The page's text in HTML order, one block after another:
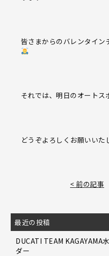
皆さまからのバレンタイン
それでは、明日のオートス
どうぞよろしくお願いいた
< 前の記事
最近の投稿
DUCATI TEAM KAGAYAMA
ダー